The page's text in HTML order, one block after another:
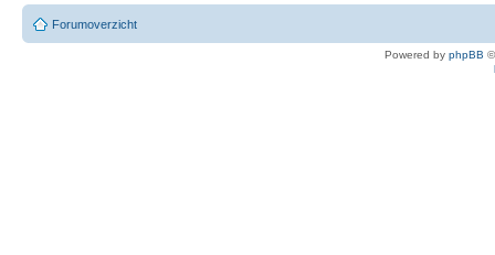
Forumoverzicht
Powered by phpBB